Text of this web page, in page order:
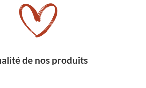
de nos produits